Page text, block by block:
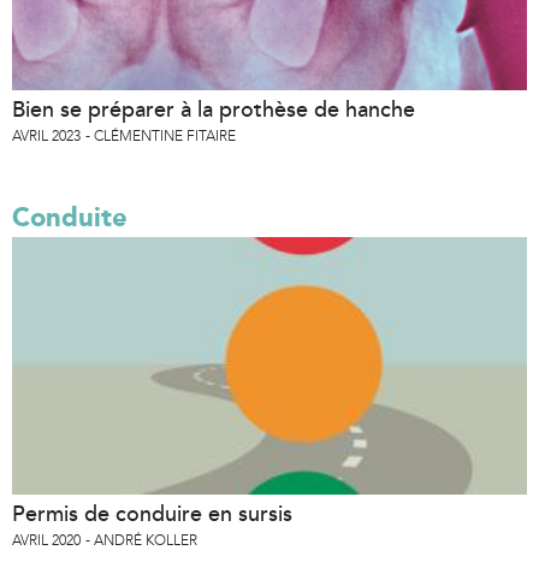
Bien se préparer à la prothèse de hanche
AVRIL 2023 CLÉMENTINE FITAIRE
Conduite
Permis de conduire en sursis
AVRIL 2020 ANDRÉ KOLLER